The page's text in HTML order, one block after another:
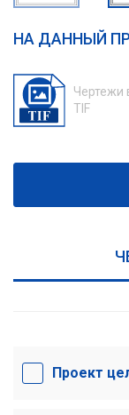
НА ДАННЫЙ
Чертежи
TIF
Проект